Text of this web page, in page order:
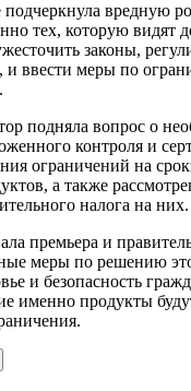
вредную
тех, которую видят
законы,
и ввести меры по
подняла вопрос о
контроля и
ограничений на
а также
налога на них.
премьера и
меры по решению
и безопасность
именно продукты